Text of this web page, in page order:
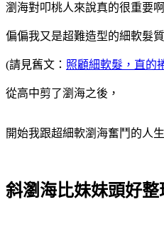
瀏海對叩桃人來說真的很重要啊
偏偏我又是超難造型的細軟髮
(請見舊文： 照顧細軟髮，直的
從高中剪了瀏海之後，
開始我跟超細軟瀏海奮鬥的人生
斜瀏海比妹妹頭好整